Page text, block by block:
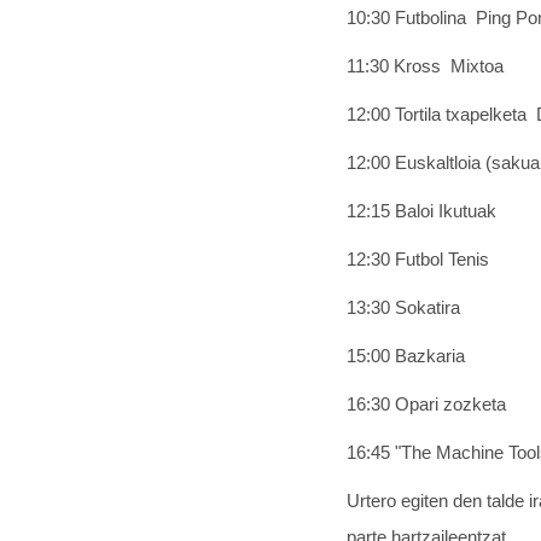
10:30 Futbolina  Ping
11:30 Kross  Mixtoa
12:00 Tortila txapelketa 
12:00 Euskaltloia
12:15 Baloi Ikutuak
12:30 Futbol Tenis
13:30 Sokatira
15:00 Bazkaria
16:30 Opari zozketa
16:45 "The Machine
Urtero egiten den talde
parte hartzaileentzat.